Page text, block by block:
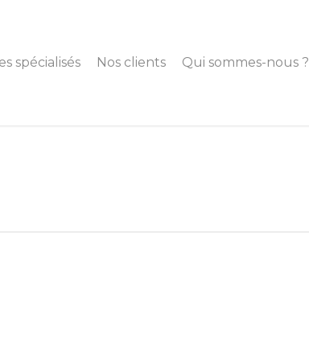
spécialisés Nos clients Qui sommes-nous ?